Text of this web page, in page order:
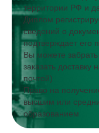
территории РФ и
Диплом
сведений о
подтверждает его
Вы можете
заказать доставку
почтой)
Право на
высшим или
образованием